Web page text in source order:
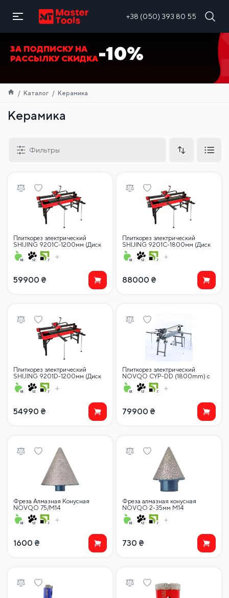
+38 (050) 393 80 55
RU
ЗА ПОДПИСКУ НА
РАССЫЛКУ СКИДКА-10%
Каталог Керамика
Керамика
Фильтры
Плиткорез электрический
SHIJING 9201C-1200мм (Диск
120 мм) с ЖК-дисплеем
59900 ₴
Плиткорез электрический
SHIJING 9201C-1800мм (Диск
120 мм) с ЖК-дисплеем
88000 ₴
Плиткорез электрический
SHIJING 9201D-1200мм (Диск
120 мм) с ЖК-дисплеем
54990 ₴
Плиткорез электрический
NOVQO CYP-DD (1800mm) с
автоматикой
79900 ₴
Фреза Алмазная Конусная
NOVQO 75/M14
1600 ₴
Фреза алмазная конусная
NOVQO 2-35мм М14
730 ₴